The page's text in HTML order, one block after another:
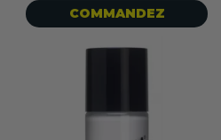
COMMANDEZ